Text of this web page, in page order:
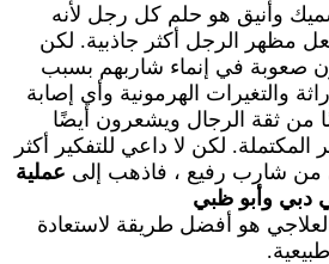
وأنيق هو حلم كل رجل لأنه
مظهر الرجل أكثر جاذبية. لكن
صعوبة في إنماء شاربهم بسبب
والتغيرات الهرمونية وأي إصابة
من ثقة الرجال ويشعرون أيضًا
لكن لا داعي للتفكير أكثر
من شارب رفيع ، فاذهب إلى عملية
دبي وأبو ظبي
العلاجي هو أفضل طريقة لاستعادة